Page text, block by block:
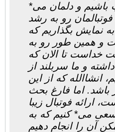
باشیم و دلمان می*
رو به رشد
نمایش بگذاریم که
و همین طور رو به
خداست تا الان که
و ما سربلند از
انشاالله که از این
اما فارغ بحث
ارائه فوتبال زیبا
می* کنیم که به